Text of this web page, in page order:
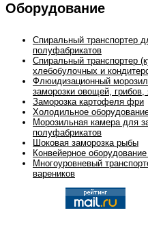
Оборудование
Спиральный транспортер
полуфабрикатов
Спиральный транспортер
хлебобулочных и
Флюидизационный
заморозки овощей, грибов,
Заморозка картофеля фри
Холодильное
Морозильная камера для
полуфабрикатов
Шоковая заморозка рыбы
Конвейерное
Многоуровневый
вареников